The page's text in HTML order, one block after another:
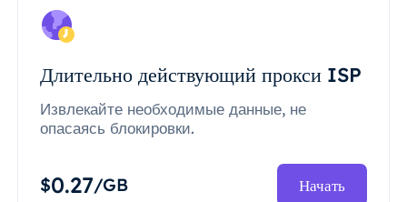
Длительно действующий прокси ISP
Извлекайте необходимые данные, не
опасаясь блокировки.
$0.27/GB Начать